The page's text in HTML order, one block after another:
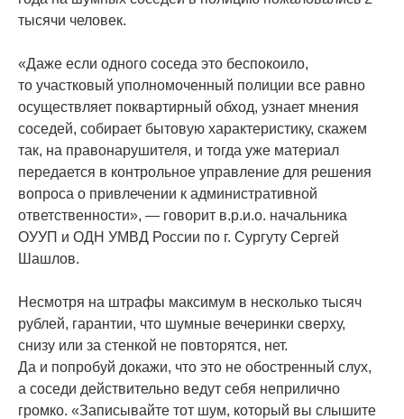
тысячи человек.
«Даже если одного соседа это беспокоило,
то участковый уполномоченный полиции все равно
осуществляет поквартирный обход, узнает мнения
соседей, собирает бытовую характеристику, скажем
так, на правонарушителя, и тогда уже материал
передается в контрольное управление для решения
вопроса о привлечении к административной
ответственности», — говорит в.р.и.о. начальника
ОУУП и ОДН УМВД России по г. Сургуту Сергей
Шашлов.
Несмотря на штрафы максимум в несколько тысяч
рублей, гарантии, что шумные вечеринки сверху,
снизу или за стенкой не повторятся, нет.
Да и попробуй докажи, что это не обостренный слух,
а соседи действительно ведут себя неприлично
громко. «Записывайте тот шум, который вы слышите